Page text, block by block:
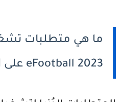
eFootball 2023 على الكمبيوتر ؟